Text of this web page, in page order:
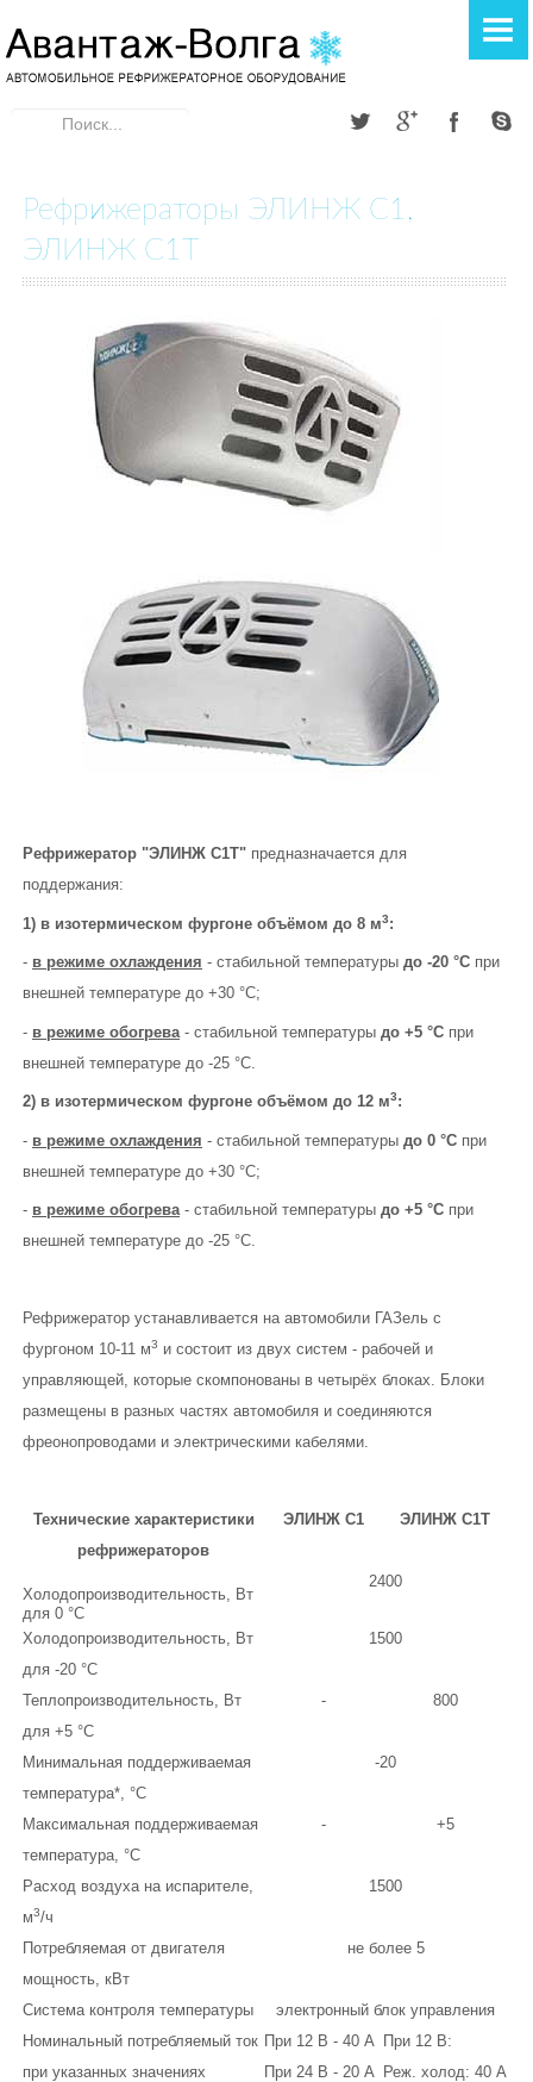
ГЛАВНАЯ
РЕФРИЖЕРАТОРЫ
Элинж
A TEC THERMO
АВТОКОНДИЦИОНЕРЫ
ОТОПИТЕЛИ
ГИДРОБОРТА
КОНТАКТЫ
Искать...
Рефрижераторы ЭЛИНЖ С1,
ЭЛИНЖ С1Т
Рефрижератор "ЭЛИНЖ С1Т" предназначается для
поддержания:
1) в изотермическом фургоне объёмом до 8 м3:
- в режиме охлаждения - стабильной температуры до -20 °С при
внешней температуре до +30 °С;
- в режиме обогрева - стабильной температуры до +5 °С при
внешней температуре до -25 °С.
2) в изотермическом фургоне объёмом до 12 м3:
- в режиме охлаждения - стабильной температуры до 0 °С при
внешней температуре до +30 °С;
- в режиме обогрева - стабильной температуры до +5 °С при
внешней температуре до -25 °С.
Рефрижератор устанавливается на автомобили ГАЗель с
фургоном 10-11 м3 и состоит из двух систем - рабочей и
управляющей, которые скомпонованы в четырёх блоках. Блоки
размещены в разных частях автомобиля и соединяются
фреонопроводами и электрическими кабелями.
Технические характеристики
рефрижераторов
ЭЛИНЖ С1 ЭЛИНЖ С1Т
Холодопроизводительность, Вт
для 0 °С
2400
Холодопроизводительность, Вт
для -20 °С
1500
Теплопроизводительность, Вт
для +5 °С
- 800
Минимальная поддерживаемая
температура*, °С
-20
Максимальная поддерживаемая
температура, °С
- +5
Расход воздуха на испарителе,
м3/ч
1500
Потребляемая от двигателя
мощность, кВт
не более 5
Система контроля температуры
электронный блок управления
Номинальный потребляемый ток
при указанных значениях
При 12 В - 40 А
При 24 В - 20 А
При 12 В:
Реж. холод: 40 А